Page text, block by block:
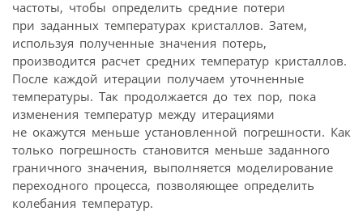
частоты, чтобы определить средние потери
при заданных температурах кристаллов. Затем,
используя полученные значения потерь,
производится расчет средних температур кристаллов.
После каждой итерации получаем уточненные
температуры. Так продолжается до тех пор, пока
изменения температур между итерациями
не окажутся меньше установленной погрешности. Как
только погрешность становится меньше заданного
граничного значения, выполняется моделирование
переходного процесса, позволяющее определить
колебания температур.